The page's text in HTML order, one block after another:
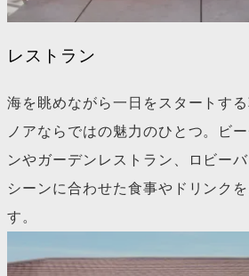
レストラン
海を眺めながら一日をスタートす
ノアならではの魅力のひとつ。ビ
ンやガーデンレストラン、ロビー
シーンに合わせた食事やドリンク
す。